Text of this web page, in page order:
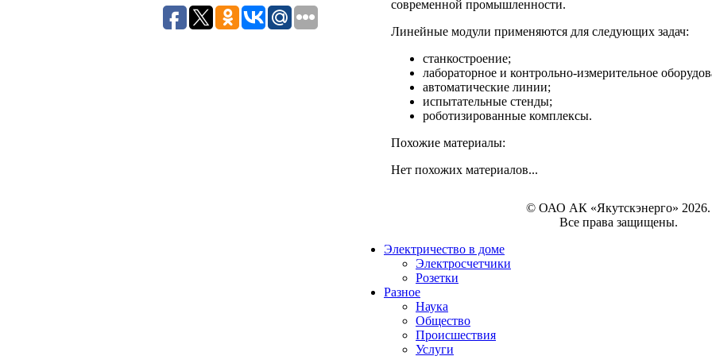
современной промышленности.
Линейные модули применяются для следующих задач:
станкостроение;
лабораторное и контрольно-измерительное
автоматические линии;
испытательные стенды;
роботизированные комплексы.
Похожие материалы:
Нет похожих материалов...
© ОАО АК «Якутскэнерго» 2026.
Все права защищены.
Электричество в доме
Электросчетчики
Розетки
Разное
Наука
Общество
Происшествия
Услуги